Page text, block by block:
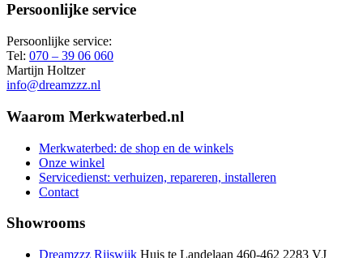
Persoonlijke service
Persoonlijke service:
Tel: 070 – 39 06 060
Martijn Holtzer
info@dreamzzz.nl
Waarom Merkwaterbed.nl
Merkwaterbed: de shop en de winkels
Onze winkel
Servicedienst: verhuizen, repareren, installeren
Contact
Showrooms
Dreamzzz Rijswijk Huis te Landelaan 460-462 2283 VJ